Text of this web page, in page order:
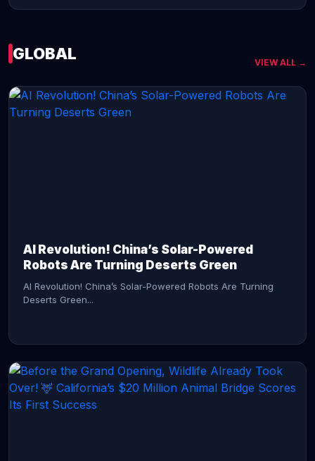
GLOBAL VIEW ALL →
AI Revolution! China’s Solar-Powered
Robots Are Turning Deserts Green
AI Revolution! China’s Solar-Powered Robots Are Turning
Deserts Green...